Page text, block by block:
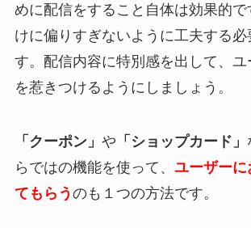
めに配信をすること自体は効果的
けに偏りすぎないように工夫する必
す。配信内容に特別感を出して、ユ
を惹きつけるようにしましょう。
「クーポン」 や 「ショップカード」
らではの機能を使って、 ユーザーに
てもらう のも１つの方法です。